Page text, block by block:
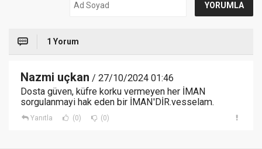
1 Yorum
Nazmi uçkan / 27/10/2024 01:46
Dosta güven, küfre korku vermeyen her İMAN
sorgulanmayi hak eden bir İMAN'DİR.vesselam.
Yanıtla (0) (0)